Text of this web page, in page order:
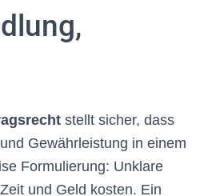
stellt sicher, dass
Gewährleistung in einem
Formulierung: Unklare
und Geld kosten. Ein